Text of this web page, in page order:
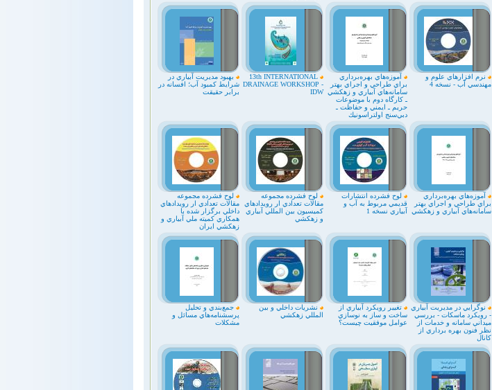
بهبود مديريت آبياري در
شرايط کمبود آب؛ افسانه در
برابر حقيقت
13th INTERNATIONAL
DRAINAGE WORKSHOP -
IDW
آموزه‌هاي بهره‌برداري
براي طراحي و اجراي بهتر
سامانه‌هاي آبياري و زهكشي
ـ كارگاه دوم با موضوعات
حريم ـ ايمني و حفاظت ـ
دبي‌سنج اولتراسونيك
نرم افزارهاي علوم و
مهندسي آب - نسخه 4
لوح فشرده مجموعه
مقالات تعدادي ار رويدادهاي
داخلي برگزار شده با
همکاري کميته ملي آبياري و
زهکشي ايران
لوح فشرده مجموعه
مقالات تعدادي ار رويدادهاي
کميسيون بين المللي آبياري
و زهکشي
لوح فشرده انتشارات
قديمي مربوط به آب و
آبياري نسخه 1
آموزه‌هاي بهره‌برداري
براي طراحي و اجراي بهتر
سامانه‌هاي آبياري و زهكشي
جمع‌بندي و تحليل
پرسشنامه‌هاي مسائل و
مشکلات
نشريات داخلي و بين
المللي زهكشي
تغيير رويكرد آبياري از
ساخت و ساز به نوسازي
عوامل موفقيت چيست؟
نوگرايي در مديريت آبياري
- رويکرد ماسکات - بررسي
ميداني سامانه و خدمات از
نظر فنون بهره برداري از
کانال